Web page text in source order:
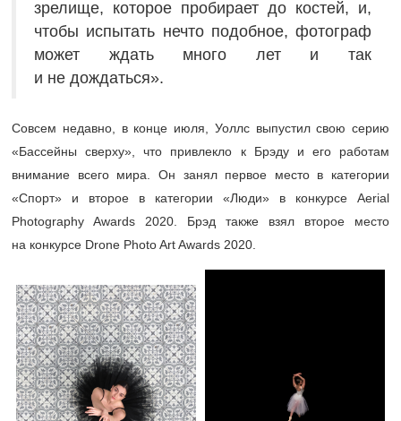
зрелище, которое пробирает до костей, и,
чтобы испытать нечто подобное, фотограф
может ждать много лет и так
и не дождаться».
Совсем недавно, в конце июля, Уоллс выпустил свою серию
«Бассейны сверху», что привлекло к Брэду и его работам
внимание всего мира. Он занял первое место в категории
«Спорт» и второе в категории «Люди» в конкурсе Aerial
Photography Awards 2020. Брэд также взял второе место
на конкурсе Drone Photo Art Awards 2020.